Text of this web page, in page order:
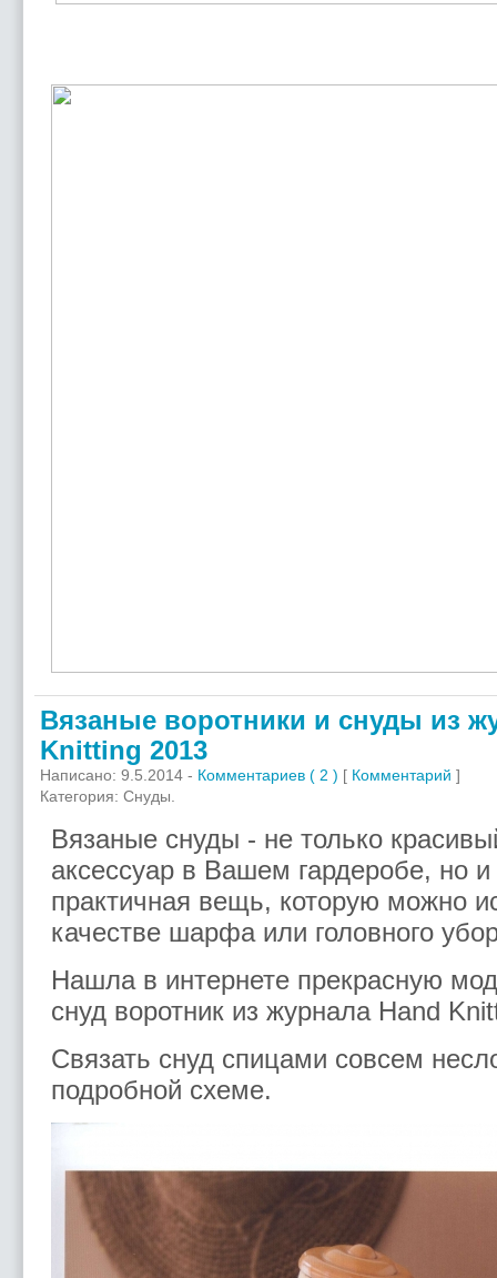
Вязаные воротники и снуды из
Knitting 2013
Написано: 9.5.2014 - Комментариев ( 2 ) [ Комментарий ]
Категория: Снуды.
Вязаные снуды - не только
аксессуар в Вашем гардеробе, но и
практичная вещь, которую можно
качестве шарфа или головного
Нашла в интернете прекрасную
снуд воротник из журнала Hand
Связать снуд спицами совсем
подробной схеме.